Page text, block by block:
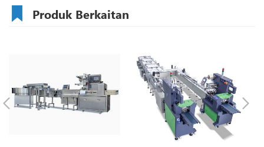
Produk Berkaitan